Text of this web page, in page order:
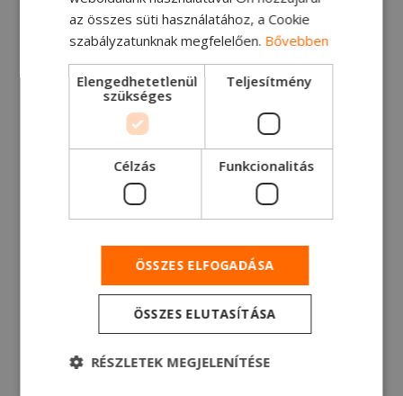
Olvasson bele!
Ford Trucks - A kor
szellemében
az összes süti használatához, a Cookie
szabályzatunknak megfelelően. Bővebben
Elengedhetetlenül
szükséges
Teljesítmény
Célzás Funkcionalitás
ÖSSZES ELFOGADÁSA
ÖSSZES ELUTASÍTÁSA
RÉSZLETEK MEGJELENÍTÉSE